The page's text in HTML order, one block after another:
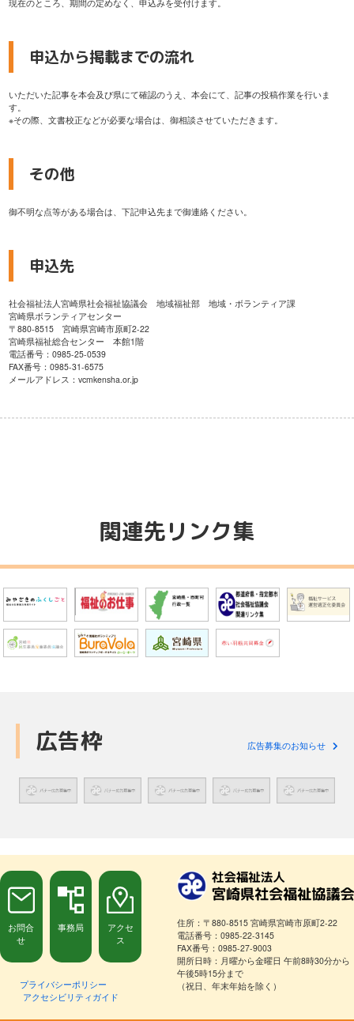
現在のところ、期間の定めなく、申込みを受付けます。
申込から掲載までの流れ
いただいた記事を本会及び県にて確認のうえ、本会にて、記事の投稿作業を行いま
す。
※その際、文書校正などが必要な場合は、御相談させていただきます。
その他
御不明な点等がある場合は、下記申込先まで御連絡ください。
申込先
社会福祉法人宮崎県社会福祉協議会 地域福祉部 地域・ボランティア課
宮崎県ボランティアセンター
〒880-8515 宮崎県宮崎市原町2-22
宮崎県福祉総合センター 本館1階
電話番号：0985-25-0539
FAX番号：0985-31-6575
メールアドレス：vcmkensha.or.jp
関連先リンク集
広告枠 広告募集のお知らせ
お問合
せ
事務局
アクセ
ス
プライバシーポリシー
アクセシビリティガイド
住所：〒880-8515 宮崎県宮崎市原町2-22
電話番号：0985-22-3145
FAX番号：0985-27-9003
開所日時：月曜から金曜日 午前8時30分から
午後5時15分まで
（祝日、年末年始を除く）